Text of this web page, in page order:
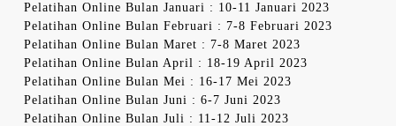
Pelatihan Online Bulan Januari : 10-11 Januari 2023
Pelatihan Online Bulan Februari : 7-8 Februari 2023
Pelatihan Online Bulan Maret : 7-8 Maret 2023
Pelatihan Online Bulan April : 18-19 April 2023
Pelatihan Online Bulan Mei : 16-17 Mei 2023
Pelatihan Online Bulan Juni : 6-7 Juni 2023
Pelatihan Online Bulan Juli : 11-12 Juli 2023